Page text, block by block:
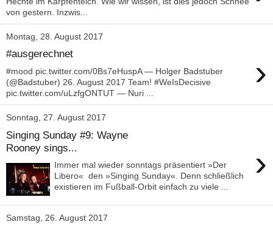
von gestern. Inzwis...
Montag, 28. August 2017
#ausgerechnet ›
#mood pic.twitter.com/0Bs7eHuspA — Holger Badstuber
(@Badstuber) 26. August 2017 Team! #WeIsDecisive
pic.twitter.com/uLzfgONTUT — Nuri ...
Sonntag, 27. August 2017
Singing Sunday #9: Wayne
Rooney sings...
›
Immer mal wieder sonntags präsentiert »Der
Libero« den »Singing Sunday«. Denn schließlich
existieren im Fußball-Orbit einfach zu viele ...
Samstag, 26. August 2017